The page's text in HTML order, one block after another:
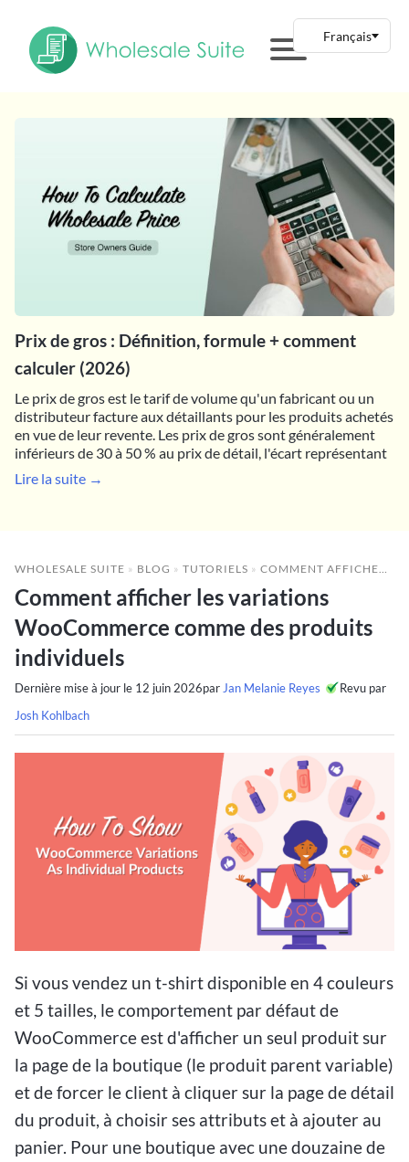
Prix de gros : Définition, formule + comment
calculer (2026)
Le prix de gros est le tarif de volume qu'un fabricant ou un
distributeur facture aux détaillants pour les produits achetés
en vue de leur revente. Les prix de gros sont généralement
inférieurs de 30 à 50 % au prix de détail, l'écart représentant
Lire la suite →
WHOLESALE SUITE » BLOG » TUTORIELS » COMMENT AFFICHER LES VARIATIONS WOOCOMMERCE COMME DES PRODUITS INDIVIDUELS
Comment afficher les variations
WooCommerce comme des produits
individuels
Dernière mise à jour le 12 juin 2026par Jan Melanie Reyes
Revu par
Josh Kohlbach
Si vous vendez un t-shirt disponible en 4 couleurs
et 5 tailles, le comportement par défaut de
WooCommerce est d'afficher un seul produit sur
la page de la boutique (le produit parent variable)
et de forcer le client à cliquer sur la page de détail
du produit, à choisir ses attributs et à ajouter au
panier. Pour une boutique avec une douzaine de